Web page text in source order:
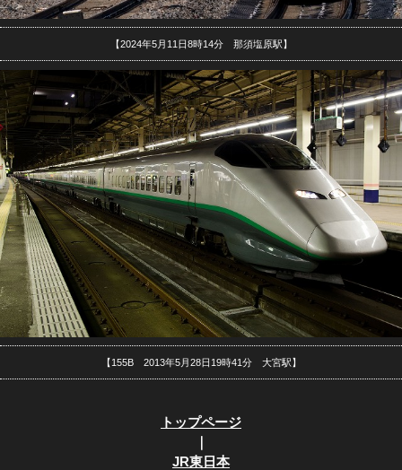
【2024年5月11日8時14分 那須塩原駅】
【155B 2013年5月28日19時41分 大宮駅】
トップページ
｜
JR東日本